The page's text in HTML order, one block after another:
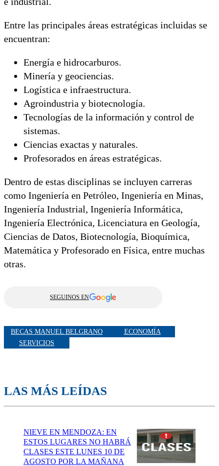
Entre las principales áreas estratégicas incluidas se
encuentran:
Energía e hidrocarburos.
Minería y geociencias.
Logística e infraestructura.
Agroindustria y biotecnología.
Tecnologías de la información y control de
sistemas.
Ciencias exactas y naturales.
Profesorados en áreas estratégicas.
Dentro de estas disciplinas se incluyen carreras
como Ingeniería en Petróleo, Ingeniería en Minas,
Ingeniería Industrial, Ingeniería Informática,
Ingeniería Electrónica, Licenciatura en Geología,
Ciencias de Datos, Biotecnología, Bioquímica,
Matemática y Profesorado en Física, entre muchas
otras.
SEGUINOS EN
BECAS MANUEL BELGRANO
ECONOMÍA
SERVICIOS
LAS MÁS LEÍDAS
NIEVE EN MENDOZA: EN
ESTOS LUGARES NO HABRÁ
CLASES ESTE LUNES 10 DE
AGOSTO POR LA MAÑANA